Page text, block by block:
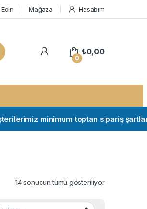
Mağaza Hesabım
My Account
0
₺0,00
minimum toptan sipariş şartları
14 sonucun tümü gösteriliyor